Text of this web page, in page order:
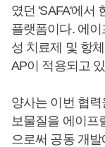
였던 'SAFA'에서
플랫폼이다. 에
성 치료제 및 항
AP이 적용되고
양사는 이번 협
보물질을 에이프
으로써 공동 개